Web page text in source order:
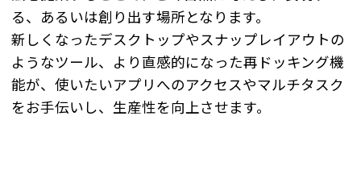
る、あるいは創り出す場所となります。
新しくなったデスクトップやスナップレイアウトの
ようなツール、より直感的になった再ドッキング機
能が、使いたいアプリへのアクセスやマルチタスク
をお手伝いし、生産性を向上させます。